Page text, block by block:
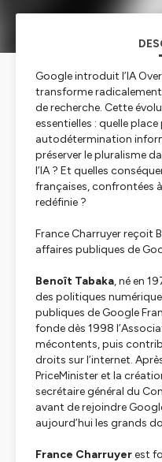
Google introduit l’IA
transforme
de recherche. Cette
essentielles : quelle
autodétermination
préserver le pluralisme
l’IA ? Et quelles
françaises, confrontées
redéfinie ?
France Charruyer reçoit
affaires publiques de
Benoît Tabaka, né en
des politiques
publiques de Google
fonde dès 1998
mécontents, puis
droits sur l’internet.
PriceMinister et la
secrétaire général du
avant de rejoindre
aujourd’hui les grands
France Charruyerest